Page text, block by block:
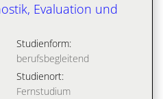
Evaluation und
Studienform:
berufsbegleitend
Studienort:
Fernstudium